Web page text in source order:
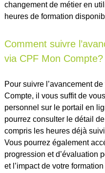
changement de métier en
heures de formation
Comment suivre
via CPF Mon Compte?
Pour suivre l’avancement
Compte, il vous suffit de
personnel sur le portail en
pourrez consulter le détail
compris les heures déjà
Vous pourrez également
progression et d’évaluation
et l’impact de votre